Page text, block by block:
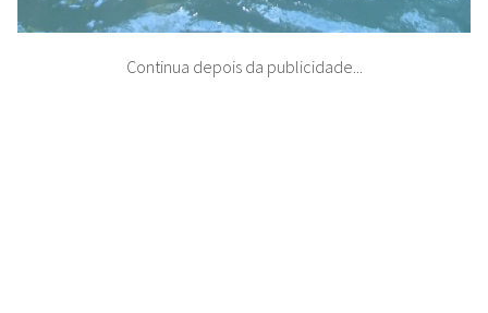
Continua depois da publicidade...